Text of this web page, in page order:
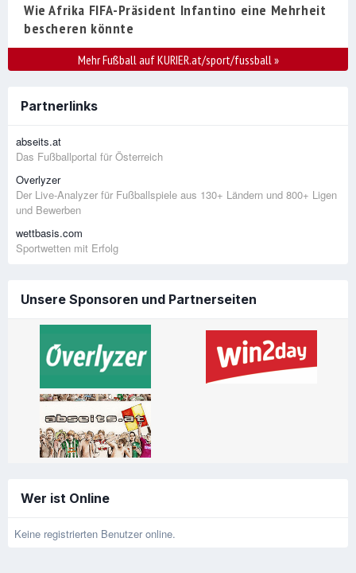
Wie Afrika FIFA-Präsident Infantino eine Mehrheit
bescheren könnte
Mehr Fußball auf KURIER.at/sport/fussball»
Partnerlinks
abseits.at
Das Fußballportal für Österreich
Overlyzer
Der Live-Analyzer für Fußballspiele aus 130+ Ländern und 800+ Ligen
und Bewerben
wettbasis.com
Sportwetten mit Erfolg
Unsere Sponsoren und Partnerseiten
Wer ist Online
Keine registrierten Benutzer online.